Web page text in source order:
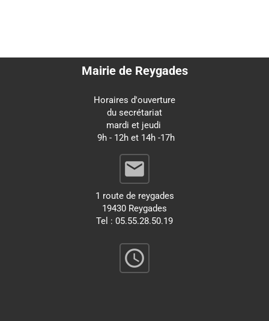
Mairie de Reygades
Horaires d'ouverture
du secrétariat
mardi et jeudi
9h - 12h et 14h -17h
email
1 route de reygades
19430 Reygades
Tel : 05.55.28.50.19
query_builder